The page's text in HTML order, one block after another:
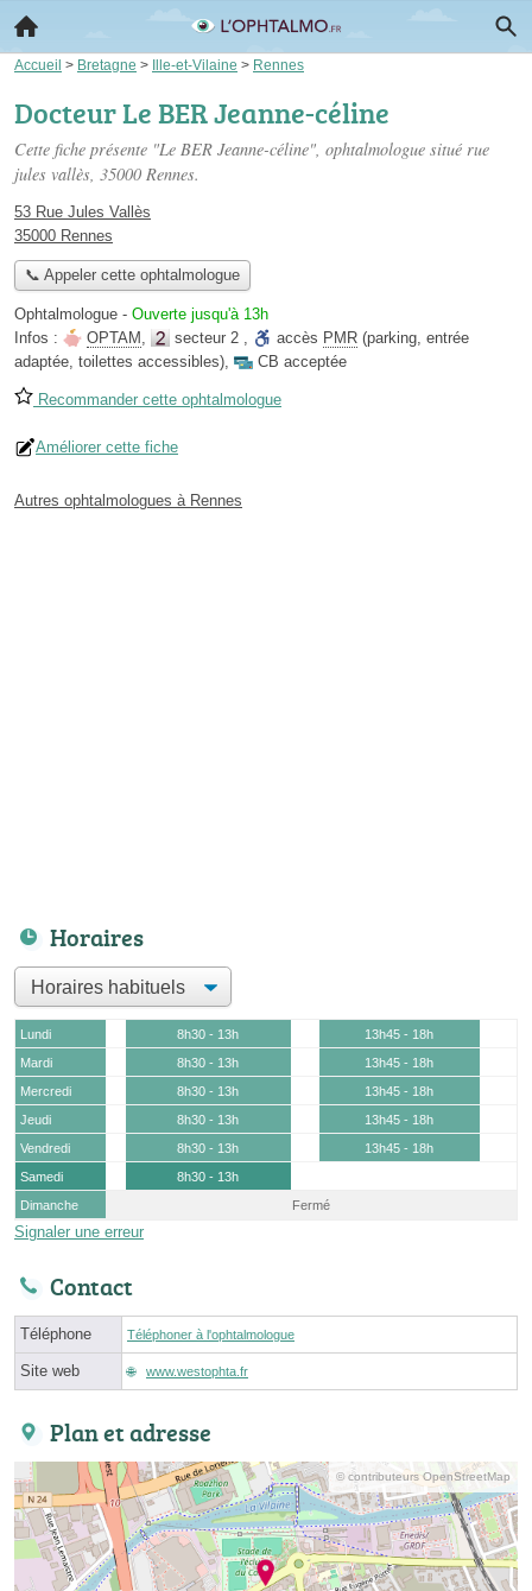
Accueil > Bretagne > Ille-et-Vilaine > Rennes
Docteur Le BER Jeanne-céline
Cette fiche présente "Le BER Jeanne-céline", ophtalmologue situé rue
jules vallès, 35000 Rennes.
53 Rue Jules Vallès
35000 Rennes
📞 Appeler cette ophtalmologue
Ophtalmologue - Ouverte jusqu'à 13h
Infos :
OPTAM , secteur 2 , accès PMR (parking, entrée
adaptée, toilettes accessibles), CB acceptée
Recommander cette ophtalmologue
Améliorer cette fiche
Autres ophtalmologues à Rennes
Horaires
Lundi 8h30 - 13h
13h45 - 18h
Mardi
8h30 - 13h
13h45 - 18h
Mercredi
8h30 - 13h
13h45 - 18h
Jeudi
8h30 - 13h
13h45 - 18h
Vendredi
8h30 - 13h
13h45 - 18h
Samedi
8h30 - 13h
Dimanche
Fermé
Signaler une erreur
Contact
Téléphone Téléphoner à l'ophtalmologue
Site web www.westophta.fr
Plan et adresse
© contributeurs OpenStreetMap